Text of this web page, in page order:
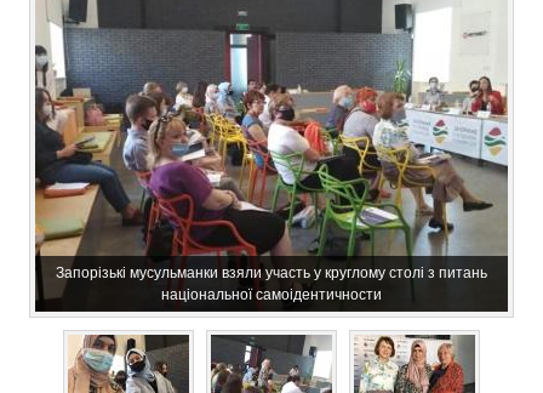
Запорізькі мусульманки взяли участь у круглому столі з питань
національної самоідентичности